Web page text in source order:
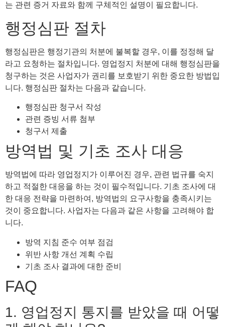
는 관련 증거 자료와 함께 구체적인 설명이 필요합니다.
행정심판 절차
행정심판은 행정기관의 처분에 불복할 경우, 이를 정정해 달
라고 요청하는 절차입니다. 영업정지 처분에 대해 행정심판을
청구하는 것은 사업자가 권리를 보호받기 위한 중요한 방법입
니다. 행정심판 절차는 다음과 같습니다.
행정심판 청구서 작성
관련 증빙 서류 첨부
청구서 제출
방역법 및 기초 조사 대응
방역법에 따라 영업정지가 이루어진 경우, 관련 법규를 숙지
하고 적절한 대응을 하는 것이 필수적입니다. 기초 조사에 대
한 대응 전략을 마련하여, 방역법의 요구사항을 충족시키는
것이 중요합니다. 사업자는 다음과 같은 사항을 고려해야 합
니다.
방역 지침 준수 여부 점검
위반 사항 개선 계획 수립
기초 조사 결과에 대한 준비
FAQ
1. 영업정지 통지를 받았을 때 어떻